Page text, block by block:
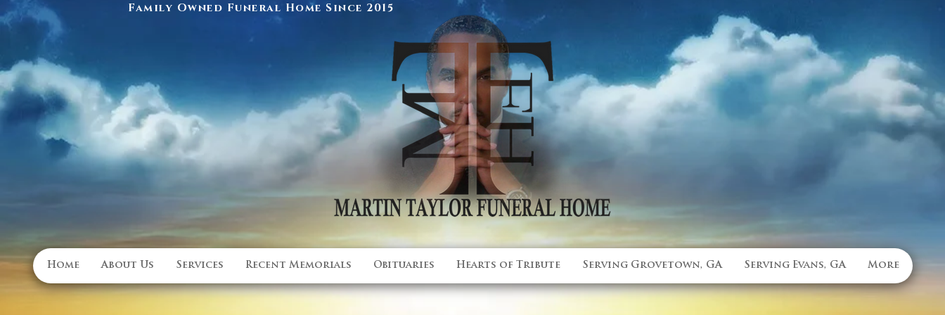
Family Owned Funeral Home Since 2015
Home About Us Services Recent Memorials Obituaries Hearts of Tribute Serving Grovetown, GA Serving Evans, GA More